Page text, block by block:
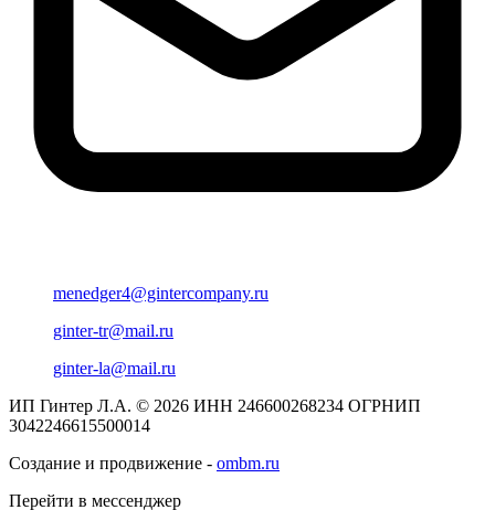
menedger4@gintercompany.ru
ginter-tr@mail.ru
ginter-la@mail.ru
ИП Гинтер Л.А. © 2026 ИНН 246600268234 ОГРНИП
3042246615500014
Создание и продвижение - ombm.ru
Перейти в мессенджер